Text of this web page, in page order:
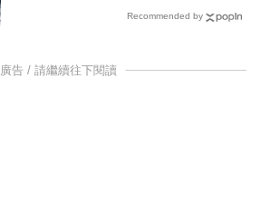
Recommended by
廣告 / 請繼續往下閱讀